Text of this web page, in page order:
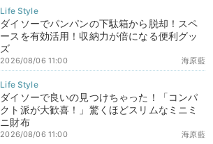
ダイソーでパンパンの下駄箱から脱却！スペ
ースを有効活用！収納力が倍になる便利グッ
ズ
海原藍
2026/08/06 11:00
ダイソーで良いの見つけちゃった！「コンパ
クト派が大歓喜！」驚くほどスリムなミニミ
ニ財布
海原藍
2026/08/06 11:00